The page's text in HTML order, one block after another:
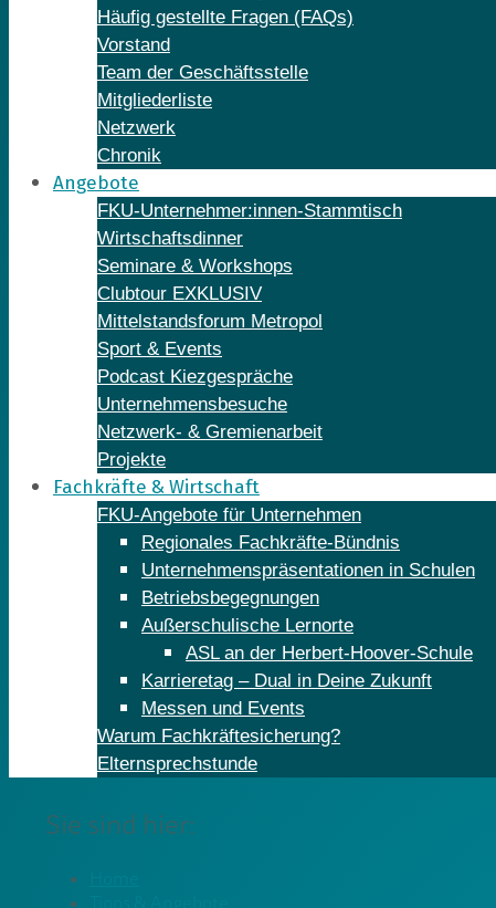
Häufig gestellte Fragen (FAQs)
Vorstand
Team der Geschäftsstelle
Mitgliederliste
Netzwerk
Chronik
Angebote
FKU-Unternehmer:innen-Stammtisch
Wirtschaftsdinner
Seminare & Workshops
Clubtour EXKLUSIV
Mittelstandsforum Metropol
Sport & Events
Podcast Kiezgespräche
Unternehmensbesuche
Netzwerk- & Gremienarbeit
Projekte
Fachkräfte & Wirtschaft
FKU-Angebote für Unternehmen
Regionales Fachkräfte-Bündnis
Unternehmenspräsentationen in Schulen
Betriebsbegegnungen
Außerschulische Lernorte
ASL an der Herbert-Hoover-Schule
Karrieretag – Dual in Deine Zukunft
Messen und Events
Warum Fachkräftesicherung?
Elternsprechstunde
Sie sind hier: